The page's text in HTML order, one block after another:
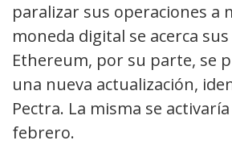
paralizar sus operaciones a
moneda digital se acerca
Ethereum, por su parte, se
una nueva actualización,
Pectra. La misma se
febrero.